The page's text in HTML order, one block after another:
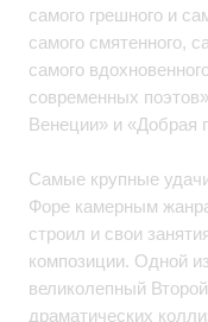
самого грешного и
самого смятенного,
самого
современных
Венеции» и «Добрая
Самые крупные
Форе камерным
строил и свои
композиции. Одной
великолепный
драматических